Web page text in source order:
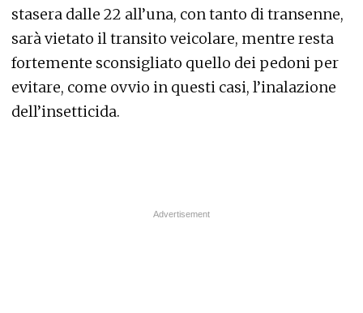
stasera dalle 22 all’una, con tanto di transenne,
sarà vietato il transito veicolare, mentre resta
fortemente sconsigliato quello dei pedoni per
evitare, come ovvio in questi casi, l’inalazione
dell’insetticida.